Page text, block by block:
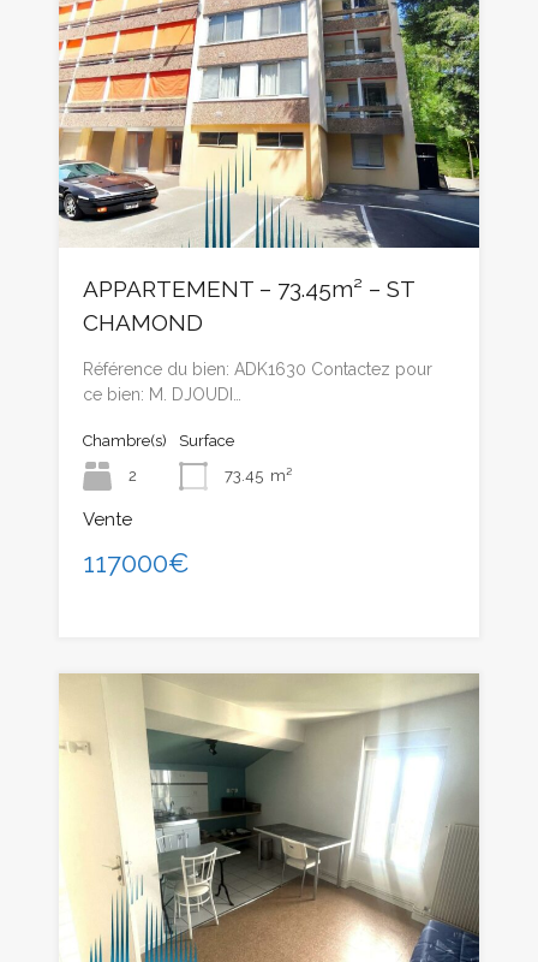
APPARTEMENT – 73.45m² – ST
CHAMOND
Référence du bien: ADK1630 Contactez pour
ce bien: M. DJOUDI…
Chambre(s)
2
Surface
73.45 m²
Vente
117000€